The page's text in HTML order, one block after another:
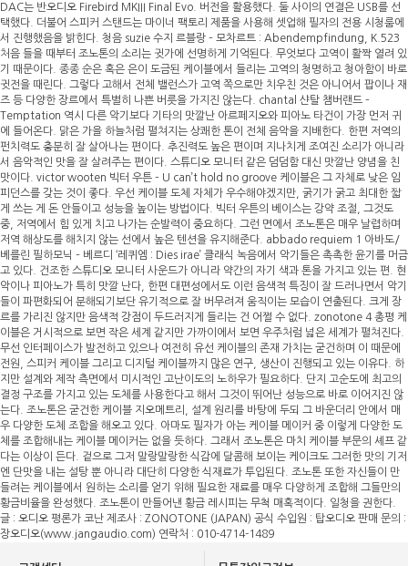
DAC는 반오디오 Firebird MKIII Final Evo. 버전을 활용했다. 둘 사이의 연결은 USB를 선
택했다. 더불어 스피커 스탠드는 마이너 팩토리 제품을 사용해 셋업해 필자의 전용 시청룸에
서 진행했음을 밝힌다. 청음 suzie 수지 르블랑 – 모차르트 : Abendempfindung, K.523
처음 들을 때부터 조노톤의 소리는 귓가에 선명하게 기억된다. 무엇보다 고역이 활짝 열려 있
기 때문이다. 종종 순은 혹은 은이 도금된 케이블에서 들리는 고역의 청명하고 청아함이 바로
귓전을 때린다. 그렇다 고해서 전체 밸런스가 고역 쪽으로만 치우친 것은 아니어서 팝이나 재
즈 등 다양한 장르에서 특별히 나쁜 버릇을 가지진 않는다. chantal 샨탈 챔버랜드 –
Temptation 역시 다른 악기보다 기타의 맛깔난 아르페지오와 피아노 타건이 가장 먼저 귀
에 들어온다. 맑은 가을 하늘처럼 펼쳐지는 상쾌한 톤이 전체 음악을 지배한다. 한편 저역의
펀치력도 충분히 잘 살아나는 편이다. 추진력도 높은 편이며 지나치게 조여진 소리가 아니라
서 음악적인 맛을 잘 살려주는 편이다. 스튜디오 모니터 같은 덤덤함 대신 맛깔난 양념을 친
맛이다. victor wooten 빅터 우튼 – U can’t hold no groove 케이블은 그 자체로 낮은 임
피던스를 갖는 것이 좋다. 우선 케이블 도체 자체가 우수해야겠지만, 굵기가 굵고 최대한 짧
게 쓰는 게 돈 안들이고 성능을 높이는 방법이다. 빅터 우튼의 베이스는 강약 조절, 그것도
중, 저역에서 힘 있게 치고 나가는 순발력이 중요하다. 그런 면에서 조노톤은 매우 날렵하며
저역 해상도를 해치지 않는 선에서 높은 텐션을 유지해준다. abbado requiem 1 아바도/
베를린 필하모닉 – 베르디 ‘레퀴엠 : Dies irae’ 클래식 녹음에서 악기들은 촉촉한 윤기를 머금
고 있다. 건조한 스튜디오 모니터 사운드가 아니라 약간의 자기 색과 톤을 가지고 있는 편. 현
악이나 피아노가 특히 맛깔 난다, 한편 대편성에서도 이런 음색적 특징이 잘 드러나면서 악기
들이 파편화되어 분해되기보단 유기적으로 잘 버무려져 움직이는 모습이 연출된다. 크게 장
르를 가리진 않지만 음색적 강점이 두드러지게 들리는 건 어쩔 수 없다. zonotone 4 총평 케
이블은 거시적으로 보면 작은 세계 같지만 가까이에서 보면 우주처럼 넓은 세계가 펼쳐진다.
무선 인터페이스가 발전하고 있으나 여전히 유선 케이블의 존재 가치는 굳건하며 이 때문에
전원, 스피커 케이블 그리고 디지털 케이블까지 많은 연구, 생산이 진행되고 있는 이유다. 하
지만 설계와 제작 측면에서 미시적인 고난이도의 노하우가 필요하다. 단지 고순도에 최고의
결정 구조를 가지고 있는 도체를 사용한다고 해서 그것이 뛰어난 성능으로 바로 이어지진 않
는다. 조노톤은 굳건한 케이블 지오메트리, 설계 원리를 바탕에 두되 그 바운더리 안에서 매
우 다양한 도체 조합을 해오고 있다. 아마도 필자가 아는 케이블 메이커 중 이렇게 다양한 도
체를 조합해내는 케이블 메이커는 없을 듯하다. 그래서 조노톤은 마치 케이블 부문의 셰프 같
다는 이상이 든다. 겉으로 그저 말랑말랑한 식감에 달콤해 보이는 케이크도 그러한 맛의 기저
엔 단맛을 내는 설탕 뿐 아니라 대단히 다양한 식재료가 투입된다. 조노톤 또한 자신들이 만
들려는 케이블에서 원하는 소리를 얻기 위해 필요한 재료를 매우 다양하게 조합해 그들만의
황금비율을 완성했다. 조노톤이 만들어낸 황금 레시피는 무척 매혹적이다. 일청을 권한다.
글 : 오디오 평론가 코난 제조사 : ZONOTONE (JAPAN) 공식 수입원 : 탑오디오 판매 문의 :
장오디오(www.jangaudio.com) 연락처 : 010-4714-1489